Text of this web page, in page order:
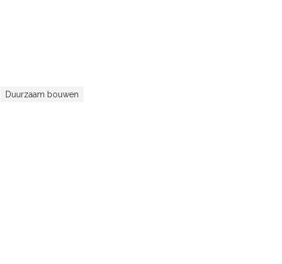
Duurzaam bouwen